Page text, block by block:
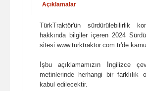
Açıklamalar
TürkTraktör'ün sürdürülebilirlik
hakkında bilgiler içeren 2024
sitesi www.turktraktor.com.tr'de
İşbu açıklamamızın İngilizce
metinlerinde herhangi bir farklılık
kabul edilecektir.